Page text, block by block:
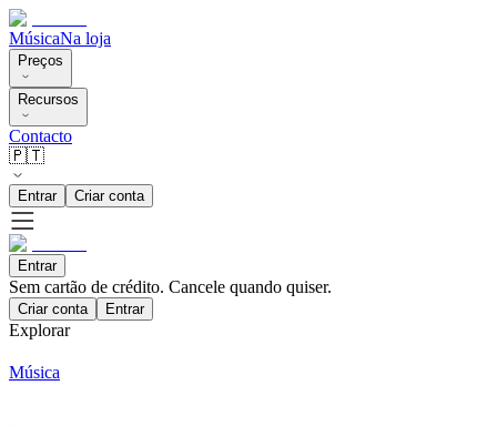
MúsicaNa loja
Preços
Recursos
Contacto
🇵🇹
Entrar Criar conta
Entrar
Sem cartão de crédito. Cancele quando quiser.
Criar conta Entrar
Explorar
Música